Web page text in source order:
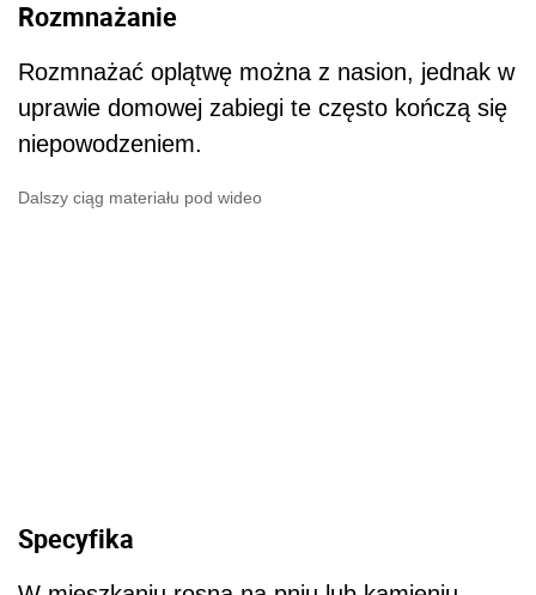
Rozmnażanie
Rozmnażać oplątwę można z nasion, jednak w
uprawie domowej zabiegi te często kończą się
niepowodzeniem.
Dalszy ciąg materiału pod wideo
Specyfika